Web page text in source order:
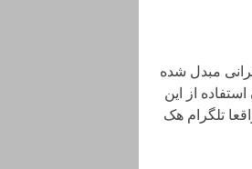
مبدل شده
از این
تلگرام هک